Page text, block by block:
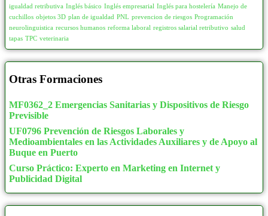
igualdad retributiva Inglés básico Inglés empresarial Inglés para hostelería Manejo de
cuchillos objetos 3D plan de igualdad PNL prevencion de riesgos Programación
neurolinguistica recursos humanos reforma laboral registros salarial retributivo salud
tapas TPC veterinaria
Otras Formaciones
MF0362_2 Emergencias Sanitarias y Dispositivos de Riesgo
Previsible
UF0796 Prevención de Riesgos Laborales y
Medioambientales en las Actividades Auxiliares y de Apoyo al
Buque en Puerto
Curso Práctico: Experto en Marketing en Internet y
Publicidad Digital